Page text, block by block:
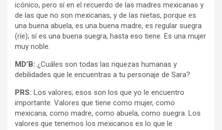
icónico, pero sí en el recuerdo de las madres mexicanas y
de las que no son mexicanas, y de las nietas, porque es
una buena abuela, es una buena madre, es regular suegra
(ríe); sí es una buena suegra, hasta eso tiene. Es una mujer
muy noble.
MD’B: ¿Cuáles son todas las riquezas humanas y
debilidades que le encuentras a tu personaje de Sara?
PRS: Los valores; esos son los que yo le encuentro
importante. Valores que tiene como mujer, como
mexicana, como madre, como abuela, como suegra. Los
valores que tenemos los mexicanos es lo que le